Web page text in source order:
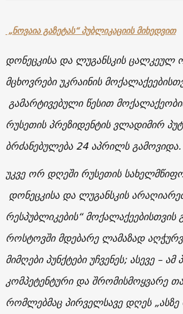
„ნოვაია გაზეტას“ პუბლიკაციის მიხედვით
დონეცკისა და ლუგანსკის ცალკეულ
მცხოვრები უკრაინის
გამარტივებული წესით
რუსეთის პრეზიდენტის ვლადიმირ
ბრძანებულება 24 აპრილს გამოვიდა.
უკვე ორ დღეში რუსეთის
დონეცკისა და ლუგანსკის
რესპუბლიკების“ მოქალაქეებისთვის
როსტოვში მდებარე ლამაზად
მიმღები პუნქტები უჩვენეს; ასევე – ამ
კომპეტენტური და შრომისმოყვარე
რომლებმაც პირველსავე დღეს